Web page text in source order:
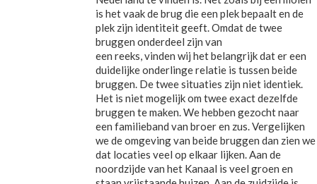
is het vaak de brug die een plek bepaalt en de
plek zijn identiteit geeft. Omdat de twee
bruggen onderdeel zijn van
een reeks, vinden wij het belangrijk dat er een
duidelijke onderlinge relatie is tussen beide
bruggen. De twee situaties zijn niet identiek.
Het is niet mogelijk om twee exact dezelfde
bruggen te maken. We hebben gezocht naar
een familieband van broer en zus. Vergelijken
we de omgeving van beide bruggen dan zien we
dat locaties veel op elkaar lijken. Aan de
noordzijde van het Kanaal is veel groen en